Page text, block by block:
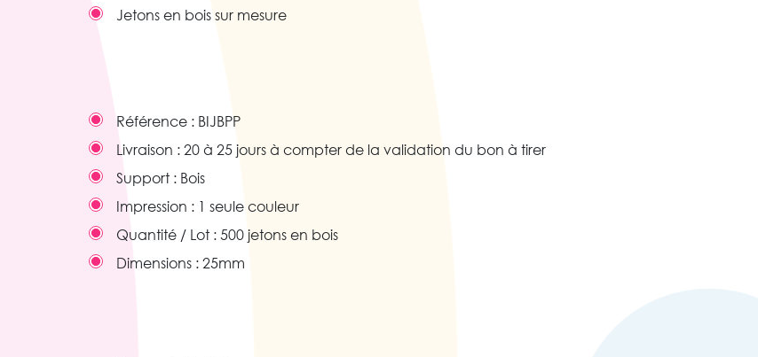
Jetons en bois sur mesure
Référence : BIJBPP
Livraison : 20 à 25 jours à compter de la validation du bon à tirer
Support : Bois
Impression : 1 seule couleur
Quantité / Lot : 500 jetons en bois
Dimensions : 25mm